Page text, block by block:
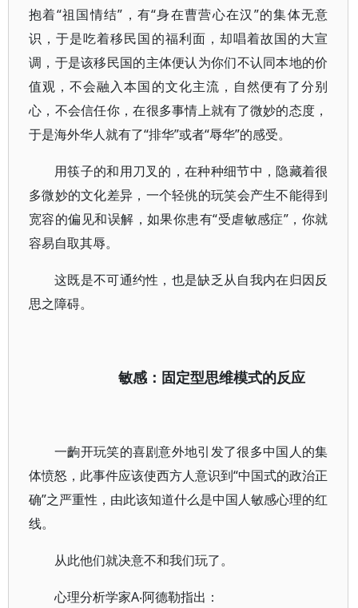
抱着“祖国情结”，有“身在曹营心在汉”的集体无意
识，于是吃着移民国的福利面，却唱着故国的大宣
调，于是该移民国的主体便认为你们不认同本地的价
值观，不会融入本国的文化主流，自然便有了分别
心，不会信任你，在很多事情上就有了微妙的态度，
于是海外华人就有了“排华”或者“辱华”的感受。
用筷子的和用刀叉的，在种种细节中，隐藏着很
多微妙的文化差异，一个轻佻的玩笑会产生不能得到
宽容的偏见和误解，如果你患有“受虐敏感症”，你就
容易自取其辱。
这既是不可通约性，也是缺乏从自我内在归因反
思之障碍。
敏感：固定型思维模式的反应
一齣开玩笑的喜剧意外地引发了很多中国人的集
体愤怒，此事件应该使西方人意识到“中国式的政治正
确”之严重性，由此该知道什么是中国人敏感心理的红
线。
从此他们就决意不和我们玩了。
心理分析学家A‧阿德勒指出：